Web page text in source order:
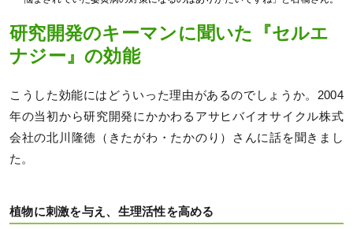
研究開発のキーマンに聞いた『セルエ
ナジー』の効能
こうした効能にはどういった理由があるのでしょうか。2004
年の当初から研究開発にかかわるアサヒバイオサイクル株式
会社の北川隆徳（きたがわ・たかのり）さんに話を聞きまし
た。
植物に刺激を与え、生理活性を高める